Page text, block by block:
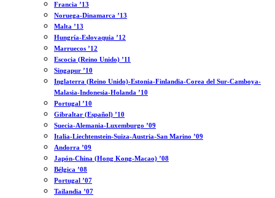
Francia ’13
Noruega-Dinamarca ’13
Malta ’13
Hungría-Eslovaquia ’12
Marruecos ’12
Escocia (Reino Unido) ’11
Singapur ’10
Inglaterra (Reino Unido)-Estonia-Finlandia-Corea del Sur-Camboya-
Malasia-Indonesia-Holanda ’10
Portugal ’10
Gibraltar (Español) ’10
Suecia-Alemania-Luxemburgo ’09
Italia-Liechtenstein-Suiza-Austria-San Marino ’09
Andorra ’09
Japón-China (Hong Kong-Macao) ’08
Bélgica ’08
Portugal ’07
Tailandia ’07